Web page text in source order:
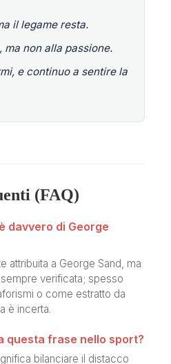
il legame resta.
ma non alla passione.
e continuo a sentire la
(FAQ)
davvero di George
attribuita a George Sand, ma
verificata; spesso
o come estratto da
è incerta.
questa frase nello sport?
bilanciare il distacco